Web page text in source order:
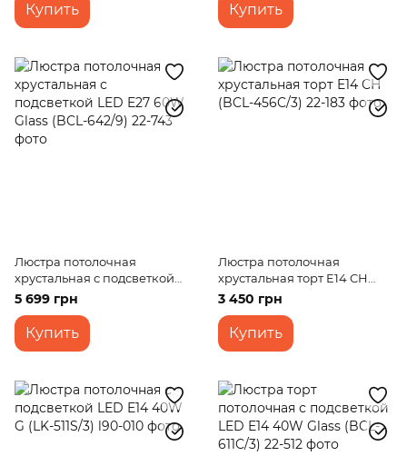
Купить Купить
Люстра потолочная
хрустальная с подсветкой
LED E27 60W Glass (BCL-
5 699 грн
Купить
Люстра потолочная
хрустальная торт E14 CH
(BCL-456C/3)
3 450 грн
Купить